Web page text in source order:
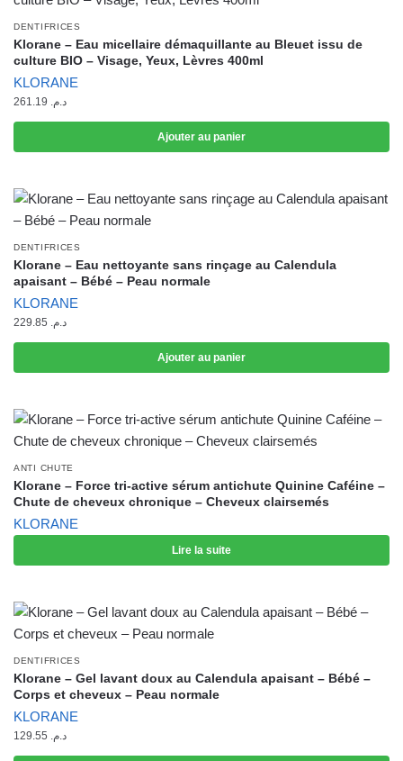
DENTIFRICES
Klorane – Eau micellaire démaquillante au Bleuet issu de
culture BIO – Visage, Yeux, Lèvres 400ml
KLORANE
د.م.
Ajouter au panier
DENTIFRICES
Klorane – Eau nettoyante sans rinçage au Calendula
apaisant – Bébé – Peau normale
KLORANE
د.م.
Ajouter au panier
ANTI CHUTE
Klorane – Force tri-active sérum antichute Quinine Caféine –
Chute de cheveux chronique – Cheveux clairsemés
KLORANE
Lire la suite
DENTIFRICES
Klorane – Gel lavant doux au Calendula apaisant – Bébé –
Corps et cheveux – Peau normale
KLORANE
د.م.